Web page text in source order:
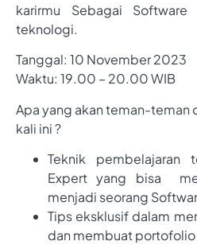
karirmu Sebagai
teknologi.
Tanggal: 10 November 2023
Waktu: 19.00 – 20.00 WIB
Apa yang akan teman-teman
kali ini ?
Teknik pembelajaran
Expert yang bisa
menjadi seorang
Tips eksklusif dalam
dan membuat portofolio